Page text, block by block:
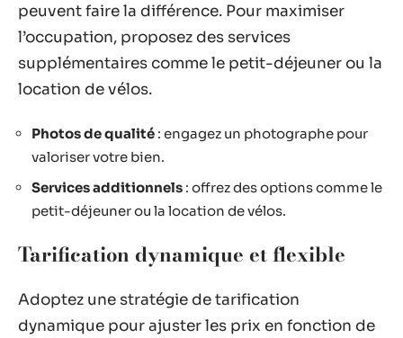
peuvent faire la différence. Pour maximiser
l’occupation, proposez des services
supplémentaires comme le petit-déjeuner ou la
location de vélos.
Photos de qualité : engagez un photographe pour
valoriser votre bien.
Services additionnels : offrez des options comme le
petit-déjeuner ou la location de vélos.
Tarification dynamique et flexible
Adoptez une stratégie de tarification
dynamique pour ajuster les prix en fonction de